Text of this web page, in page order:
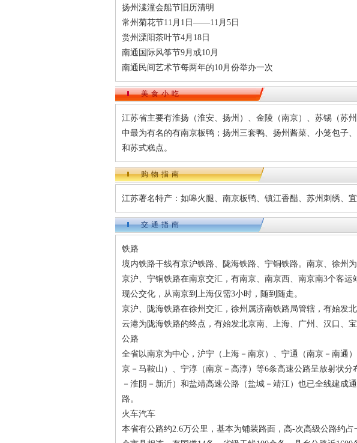
扬州溱潼会船节旧历清明
常州菊花节11月1日——11月5日
赏州溧阳茶叶节4月18日
南通国际风筝节9月或10月
南通民间艺术节每两年的10月份举办一次
美食小吃
江苏省主要有淮扬（淮安、扬州）、金陵（南京）、苏锡（苏
中最为有名的有南京板鸭；扬州三套鸭、扬州酱菜、小笼包子
和苏式糕点。
购物指南
江苏著名特产：如嗥火腿、南京板鸭、镇江香醋、苏州刺绣、
交通指南
铁路
境内铁路干线有京沪铁路、陇海铁路、宁铜铁路。南京、徐州
京沪、宁铜铁路在南京交汇，有南京、南京西、南京南3个客
现公交化，从南京到上海仅需3小时，随到随走。
京沪、陇海铁路在徐州交汇，徐州属济南铁路局管辖，有始发
云港为陇海铁路的终点，有始发北京南、上海、广州、汉口、宝
公路
全省以南京为中心，沪宁（上海－南京）、宁通（南京－南通
京－马鞍山）、宁淳（南京－高淳）等6条高速公路呈放射状
－淮阴－新沂）和盐靖高速公路（盐城－靖江）也已全线建成
路。
火车汽车
本省有公路约2.6万公里，基本为铺装路面，高-次高级公路约